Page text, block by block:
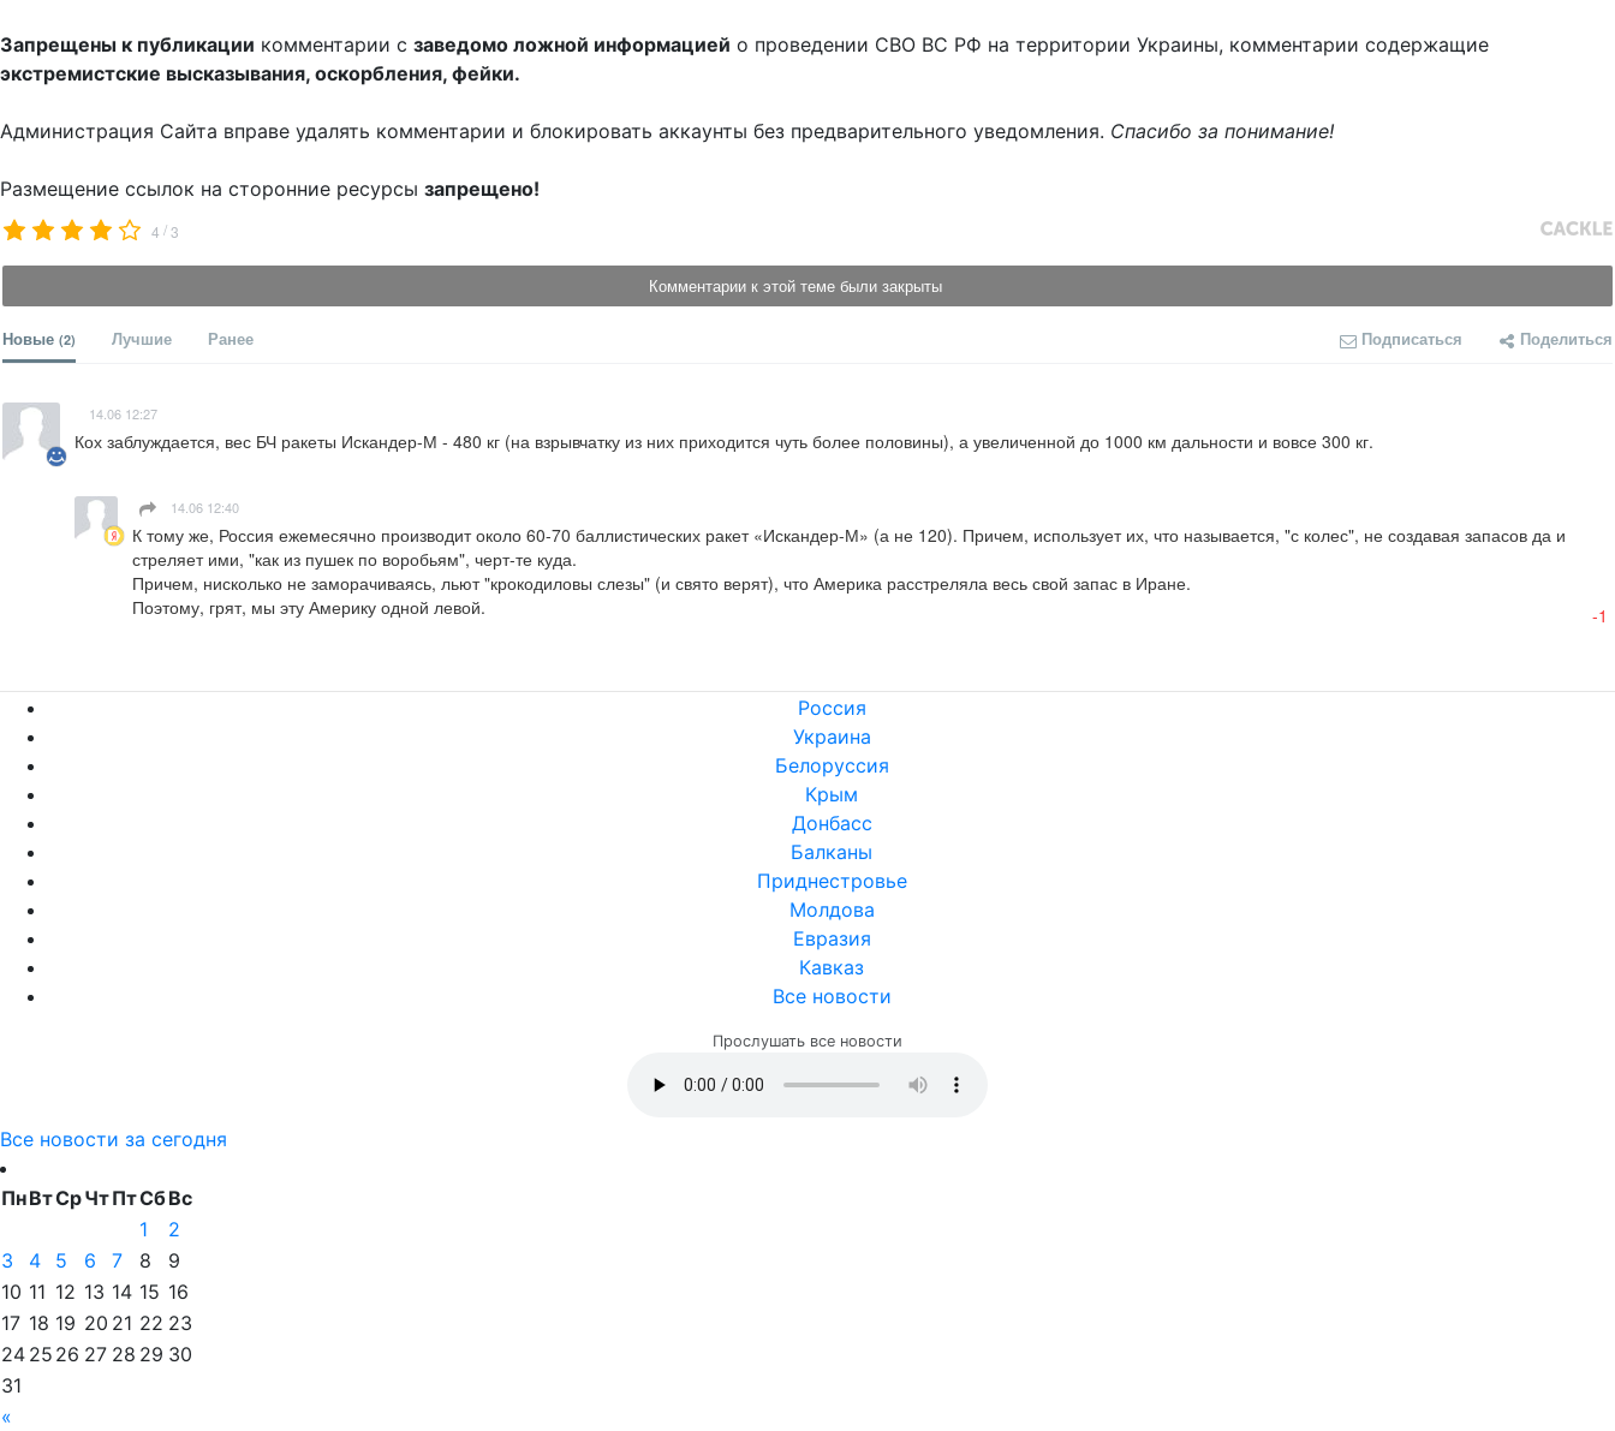
Запрещены к публикации комментарии с заведомо ложной информацией о проведении СВО ВС РФ на территории Украины, комментарии содержащие
экстремистские высказывания, оскорбления, фейки.
Администрация Сайта вправе удалять комментарии и блокировать аккаунты без предварительного уведомления. Спасибо за понимание!
Размещение ссылок на сторонние ресурсы запрещено!
4 /3
Комментарии к этой теме были закрыты
Новые (2) Лучшие Ранее Подписаться Поделиться
14.06 12:27
Кох заблуждается, вес БЧ ракеты Искандер-М - 480 кг (на взрывчатку из них приходится чуть более половины), а увеличенной до 1000 км дальности и вовсе 300 кг.
14.06 12:40
К тому же, Россия ежемесячно производит около 60-70 баллистических ракет «Искандер-М» (а не 120). Причем, использует их, что называется, "с колес", не создавая запасов да и
стреляет ими, "как из пушек по воробьям", черт-те куда.
Причем, нисколько не заморачиваясь, льют "крокодиловы слезы" (и свято верят), что Америка расстреляла весь свой запас в Иране.
Поэтому, грят, мы эту Америку одной левой.
-1
Россия
Украина
Белоруссия
Крым
Донбасс
Балканы
Приднестровье
Молдова
Евразия
Кавказ
Все новости
Прослушать все новости
Все новости за сегодня
ПнВтСрЧтПтСбВс
«
1
2
3
4 5 6 7 8
9
10 11 12 13 14 15 16
17 18 19 20 21 22 23
24 25 26 27 28 29 30
31